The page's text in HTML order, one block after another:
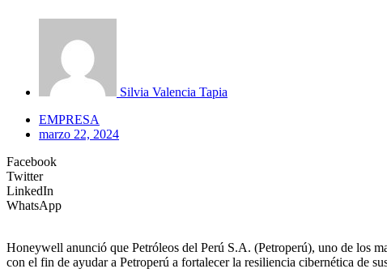
Silvia Valencia Tapia
EMPRESA
marzo 22, 2024
Facebook
Twitter
LinkedIn
WhatsApp
Honeywell anunció que Petróleos del Perú S.A. (Petroperú), uno de los
con el fin de ayudar a Petroperú a fortalecer la resiliencia cibernética de